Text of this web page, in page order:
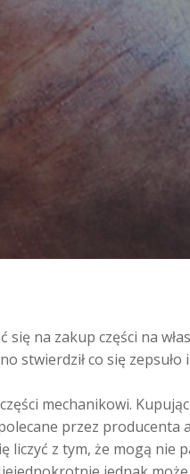
na zakup części na
stwierdził co się zepsuło
mechanikowi.
przez producenta
z tym, że mogą nie